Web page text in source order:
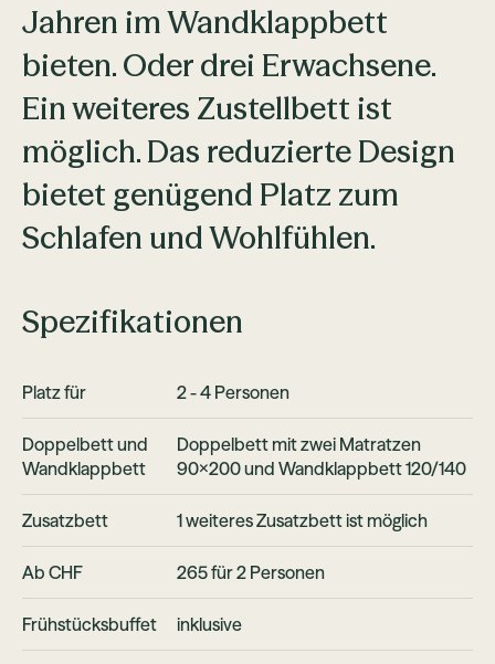
Jahren im Wandklappbett
bieten. Oder drei Erwachsene.
Ein weiteres Zustellbett ist
möglich. Das reduzierte Design
bietet genügend Platz zum
Schlafen und Wohlfühlen.
Spezifikationen
Platz für 2 - 4 Personen
Doppelbett und
Wandklappbett
Doppelbett mit zwei Matratzen
90x200 und Wandklappbett 120/140
Zusatzbett 1 weiteres Zusatzbett ist möglich
Ab CHF 265 für 2 Personen
Frühstücksbuffet inklusive